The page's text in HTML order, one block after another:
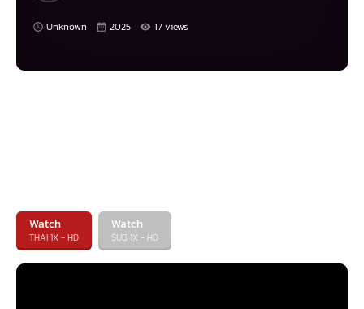
Unknown 2025 17 views
Watch
THAI 1X - HD
Watch
SUB 1X - HD